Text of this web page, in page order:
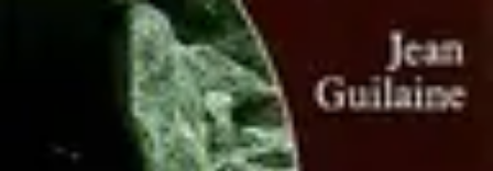
Ecommerçants France
Fidélisation et expérience clientService Client
Stratégies
Plateformes e-commerceStratégies e-commerce
Ecommerçants France